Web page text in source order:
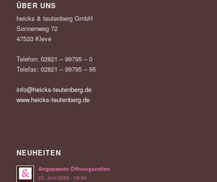
ÜBER UNS
heicks & teutenberg GmbH
Sonnenweg 72
47533 Kleve
Telefon: 02821 – 99795 – 0
Telefax: 02821 – 99795 – 95
info@heicks-teutenberg.de
www.heicks-teutenberg.de
NEUHEITEN
Angepasste Öffnungszeiten
23. Juni 2026 - 16:54